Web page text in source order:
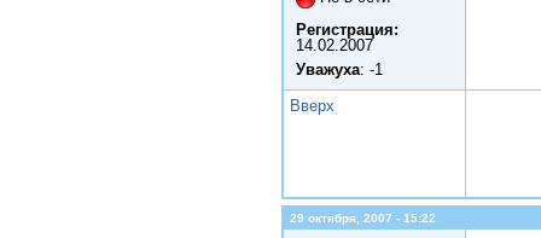
Регистрация:
14.02.2007
Уважуха: -1
Вверх
29 октября, 2007 - 15:22